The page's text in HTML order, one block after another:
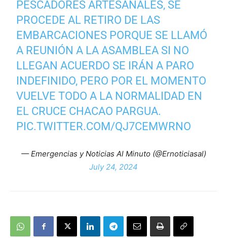
PESCADORES ARTESANALES, SE
PROCEDE AL RETIRO DE LAS
EMBARCACIONES PORQUE SE LLAMÓ
A REUNIÓN A LA ASAMBLEA SI NO
LLEGAN ACUERDO SE IRÁN A PARO
INDEFINIDO, PERO POR EL MOMENTO
VUELVE TODO A LA NORMALIDAD EN
EL CRUCE CHACAO PARGUA.
PIC.TWITTER.COM/QJ7CEMWRNO
— Emergencias y Noticias Al Minuto (@Ernoticiasal)
July 24, 2024